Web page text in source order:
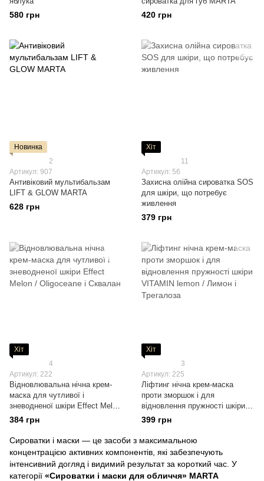
580 грн 420 грн
Новинка
2
Артикул: 907
Антивіковий мультибальзам
LIFT & GLOW MARTA
628 грн
Хіт
11
Артикул: 56
Захисна олійна сироватка SOS
для шкіри, що потребує
живлення
379 грн
Хіт
4
Артикул: 222
Відновлювальна нічна крем-
маска для чутливої і
зневодненої шкіри Effect Melon
/ Oligoceane і Сквалан
384 грн
Хіт
3
Артикул: 225
Ліфтинг нічна крем-маска
проти зморшок і для
відновлення пружності шкіри
VITAMIN lemon / Лимон і
Трегалоза
399 грн
Сироватки і маски — це засоби з максимальною
концентрацією активних компонентів, які забезпечують
інтенсивний догляд і видимий результат за короткий час. У
категорії «Сироватки і маски для обличчя» MARTA